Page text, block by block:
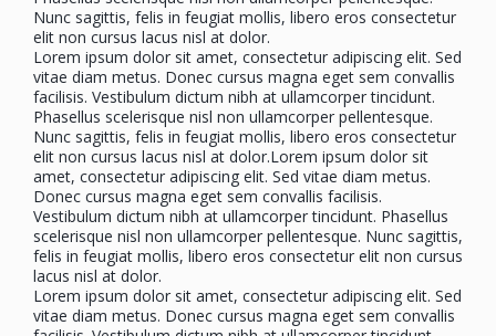
Nunc sagittis, felis in feugiat mollis, libero eros consectetur
elit non cursus lacus nisl at dolor.
Lorem ipsum dolor sit amet, consectetur adipiscing elit. Sed
vitae diam metus. Donec cursus magna eget sem convallis
facilisis. Vestibulum dictum nibh at ullamcorper tincidunt.
Phasellus scelerisque nisl non ullamcorper pellentesque.
Nunc sagittis, felis in feugiat mollis, libero eros consectetur
elit non cursus lacus nisl at dolor.Lorem ipsum dolor sit
amet, consectetur adipiscing elit. Sed vitae diam metus.
Donec cursus magna eget sem convallis facilisis.
Vestibulum dictum nibh at ullamcorper tincidunt. Phasellus
scelerisque nisl non ullamcorper pellentesque. Nunc sagittis,
felis in feugiat mollis, libero eros consectetur elit non cursus
lacus nisl at dolor.
Lorem ipsum dolor sit amet, consectetur adipiscing elit. Sed
vitae diam metus. Donec cursus magna eget sem convallis